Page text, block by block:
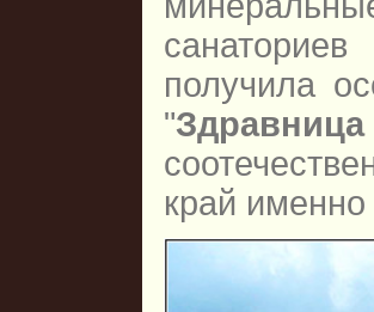
получила
"
край именно